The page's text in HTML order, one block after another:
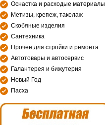
Оснастка и расходые материалы
Метизы, крепеж, такелаж
Скобяные изделия
Сантехника
Прочее для стройки и ремонта
Автотовары и автосервис
Галантерея и бижутерия
Новый Год
Пасха